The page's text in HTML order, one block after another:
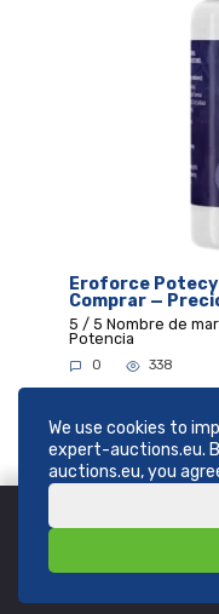
We use cookies to
expert-auctions.eu.
auctions.eu, you
Eroforce Potecy
Comprar —
5 / 5 Nombre de
Potencia
0 338
SHOP expert-